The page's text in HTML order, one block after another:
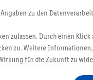
zu den
zulassen. Durch einen Klick
zu. Weitere
für die Zukunft zu